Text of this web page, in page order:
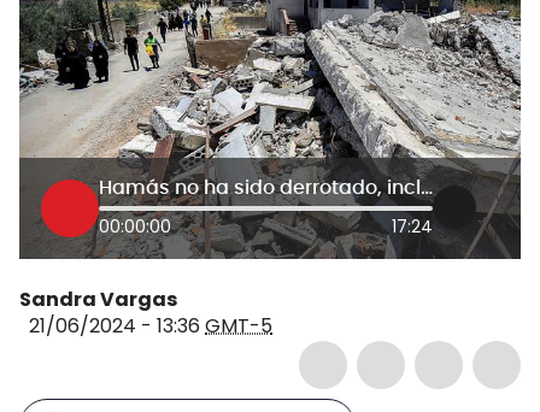
Hamás no ha sido derrotado, incluso ahora es más fuerte: Robert Pape, politólogo
00:00:00 17:24
Sandra Vargas
21/06/2024 - 13:36 GMT-5